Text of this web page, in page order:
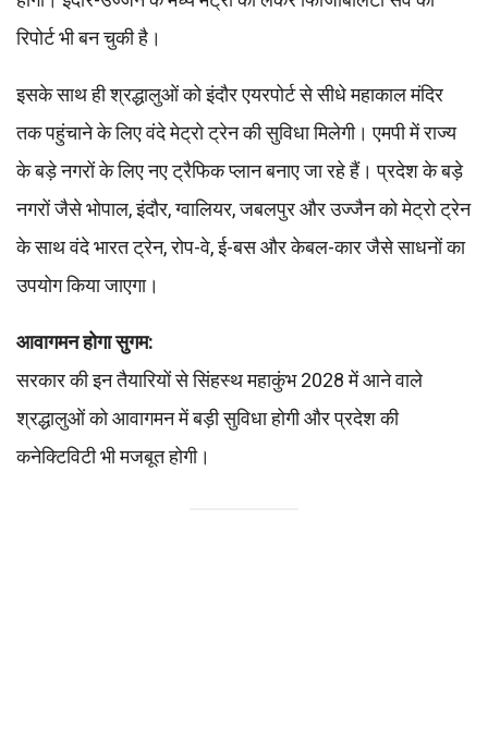
रिपोर्ट भी बन चुकी है।
इसके साथ ही श्रद्धालुओं को इंदौर एयरपोर्ट से सीधे महाकाल मंदिर
तक पहुंचाने के लिए वंदे मेट्रो ट्रेन की सुविधा मिलेगी। एमपी में राज्य
के बड़े नगरों के लिए नए ट्रैफिक प्लान बनाए जा रहे हैं। प्रदेश के बड़े
नगरों जैसे भोपाल, इंदौर, ग्वालियर, जबलपुर और उज्जैन को मेट्रो ट्रेन
के साथ वंदे भारत ट्रेन, रोप-वे, ई-बस और केबल-कार जैसे साधनों का
उपयोग किया जाएगा।
आवागमन होगा सुगम:
सरकार की इन तैयारियों से सिंहस्थ महाकुंभ 2028 में आने वाले
श्रद्धालुओं को आवागमन में बड़ी सुविधा होगी और प्रदेश की
कनेक्टिविटी भी मजबूत होगी।